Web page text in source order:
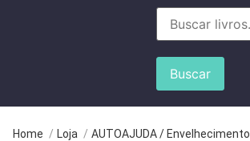
Buscar
Home / Loja / AUTOAJUDA / Envelhecimento